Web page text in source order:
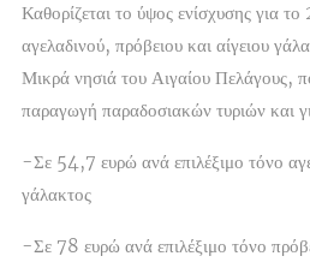
Καθορίζεται το ύψος ενίσχυσης για
αγελαδινού, πρόβειου και αίγειου
Μικρά νησιά του Αιγαίου Πελάγους,
παραγωγή παραδοσιακών τυριών και
-Σε 54,7 ευρώ ανά επιλέξιμο τόνο
γάλακτος
-Σε 78 ευρώ ανά επιλέξιμο τόνο